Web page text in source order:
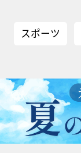
スポーツ